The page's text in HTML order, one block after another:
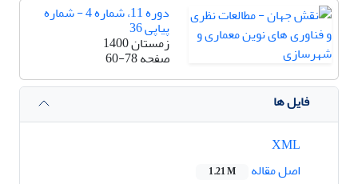
دوره 11، شماره 4 - شماره
پیاپی 36
زمستان 1400
صفحه60-78
فایل ها
اصل مقاله
1.21 M